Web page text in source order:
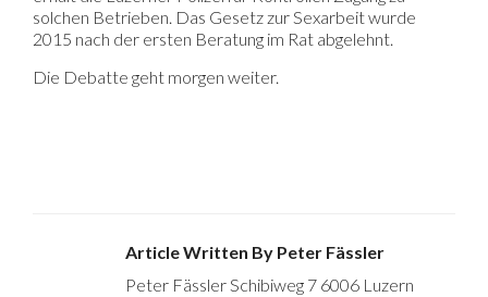
solchen Betrieben. Das Gesetz zur Sexarbeit wurde
2015 nach der ersten Beratung im Rat abgelehnt.
Die Debatte geht morgen weiter.
Article Written By Peter Fässler
Peter Fässler Schibiweg 7 6006 Luzern